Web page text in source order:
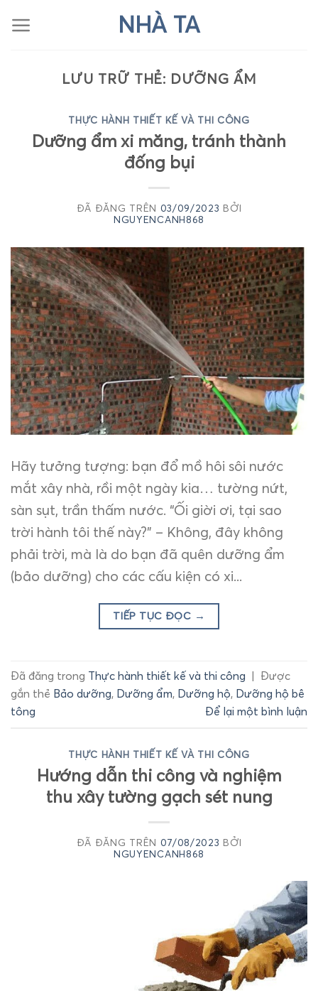
đến
NHÀ TA
LƯU TRỮ THẺ: DƯỠNG ẨM
THỰC HÀNH THIẾT KẾ VÀ THI CÔNG
Dưỡng ẩm xi măng, tránh thành
đống bụi
ĐÃ ĐĂNG TRÊN 03/09/2023 BỞI
NGUYENCANH868
Hãy tưởng tượng: bạn đổ mồ hôi sôi nước
mắt xây nhà, rồi một ngày kia… tường nứt,
sàn sụt, trần thấm nước. “Ối giời ơi, tại sao
trời hành tôi thế này?” – Không, đây không
phải trời, mà là do bạn đã quên dưỡng ẩm
(bảo dưỡng) cho các cấu kiện có xi...
TIẾP TỤC ĐỌC →
Đã đăng trong Thực hành thiết kế và thi công
Được
gắn thẻ Bảo dưỡng, Dưỡng ẩm, Dưỡng hộ, Dưỡng hộ bê
tông
Để lại một bình luận
THỰC HÀNH THIẾT KẾ VÀ THI CÔNG
Hướng dẫn thi công và nghiệm
thu xây tường gạch sét nung
ĐÃ ĐĂNG TRÊN 07/08/2023 BỞI
NGUYENCANH868